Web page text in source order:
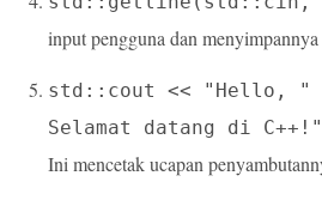
input pengguna dan
std::cout << "Hello, "
Selamat datang di
Ini mencetak ucapan